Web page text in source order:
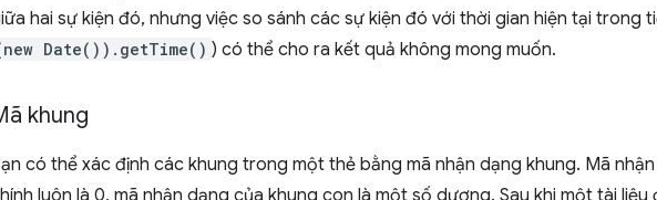
hai sự kiện đó, nhưng việc so sánh các sự kiện đó với thời gian hiện tại trong
Date()).getTime() ) có thể cho ra kết quả không mong muốn.
khung
có thể xác định các khung trong một thẻ bằng mã nhận dạng khung. Mã
luôn là 0, mã nhận dạng của khung con là một số dương. Sau khi một tài